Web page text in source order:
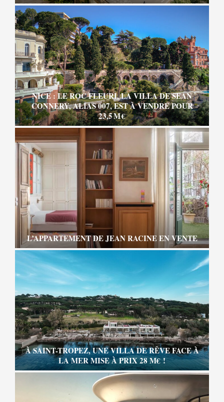
NICE : LE ROC FLEURI, LA VILLA DE SEAN
CONNERY, ALIAS 007, EST À VENDRE POUR
23,5 M €
L’APPARTEMENT DE JEAN RACINE EN VENTE
À SAINT-TROPEZ, UNE VILLA DE RÊVE FACE À
LA MER MISE À PRIX 28 M€ !